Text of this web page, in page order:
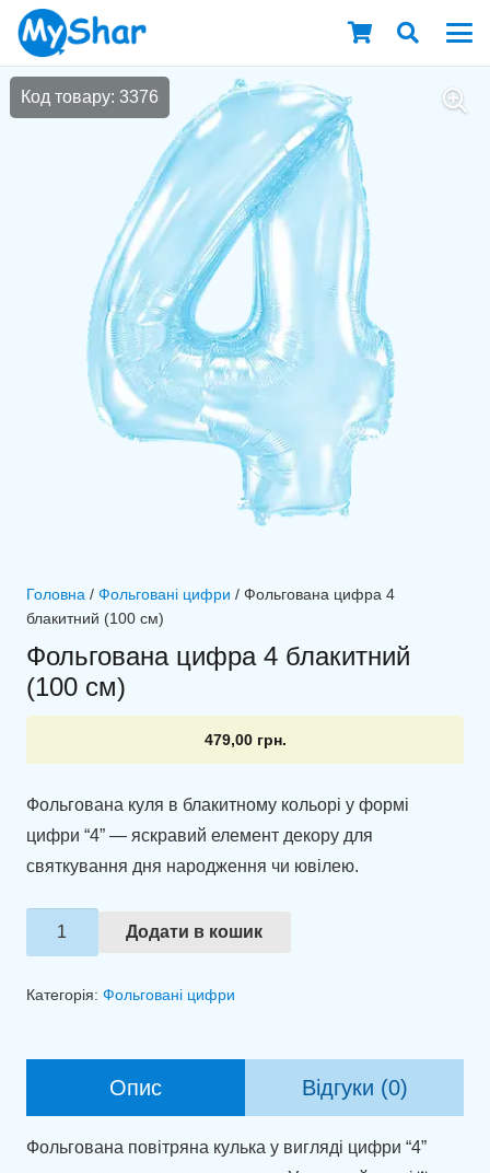
Код товару: 3376
Головна / Фольговані цифри / Фольгована цифра 4
блакитний (100 см)
Фольгована цифра 4 блакитний
(100 см)
479,00 грн.
Фольгована куля в блакитному кольорі у формі
цифри “4” — яскравий елемент декору для
святкування дня народження чи ювілею.
Фольгована
цифра
Додати в кошик
Категорія: Фольговані цифри
Опис Відгуки (0)
Фольгована повітряна кулька у вигляді цифри “4”